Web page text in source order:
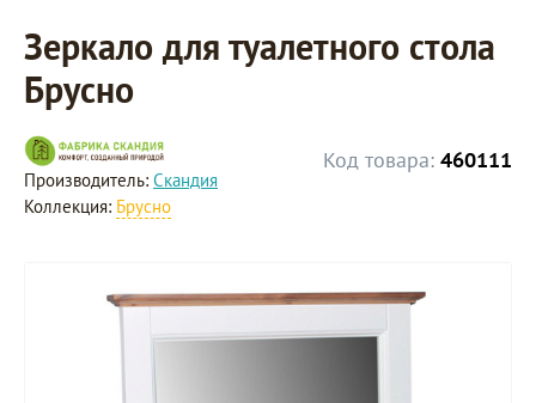
Зеркало для туалетного стола
Брусно
Код товара: 460111
Производитель: Скандия
Коллекция: Брусно